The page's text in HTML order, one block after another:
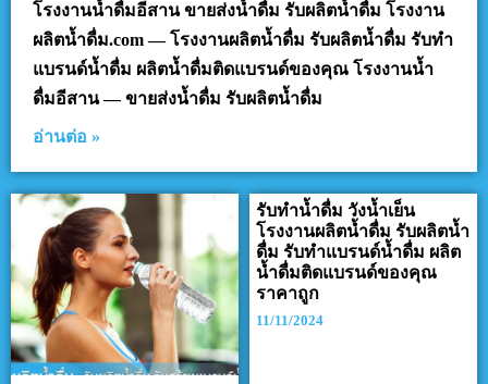
โรงงานน้ำดื่มอีสาน ขายส่งน้ำดื่ม รับผลิตน้ำดื่ม โรงงาน
ผลิตน้ำดื่ม.com — โรงงานผลิตน้ำดื่ม รับผลิตน้ำดื่ม รับทำ
แบรนด์น้ำดื่ม ผลิตน้ำดื่มติดแบรนด์ของคุณ โรงงานน้ำ
ดื่มอีสาน — ขายส่งน้ำดื่ม รับผลิตน้ำดื่ม
อ่านต่อ »
รับทำน้ำดื่ม วังน้ำเย็น
โรงงานผลิตน้ำดื่ม รับผลิตน้ำ
ดื่ม รับทำแบรนด์น้ำดื่ม ผลิต
น้ำดื่มติดแบรนด์ของคุณ
ราคาถูก
11/11/2024